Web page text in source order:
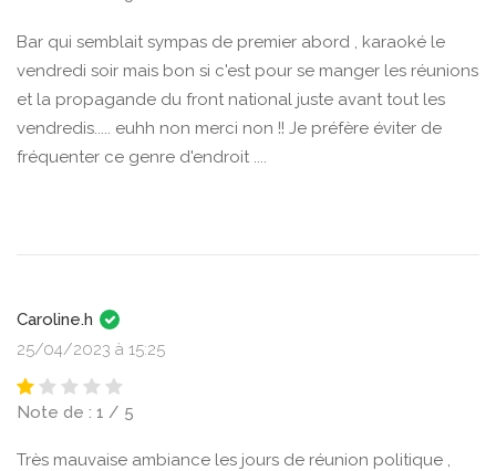
Bar qui semblait sympas de premier abord , karaoké le
vendredi soir mais bon si c'est pour se manger les réunions
et la propagande du front national juste avant tout les
vendredis..... euhh non merci non !! Je préfère éviter de
fréquenter ce genre d'endroit ....
Caroline.h
25/04/2023 à 15:25
Note de : 1 / 5
Très mauvaise ambiance les jours de réunion politique ,